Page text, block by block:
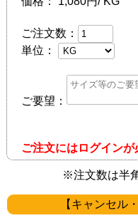
ご注文数：
単位：
ご要望：
ご注文にはログインが
※注文数は半
【キャンセル